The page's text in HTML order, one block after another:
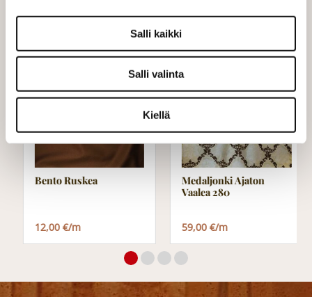
Salli kaikki
Salli valinta
Kiellä
Bento Ruskea
12,00 €/m
Medaljonki Ajaton
Vaalea 280
59,00 €/m